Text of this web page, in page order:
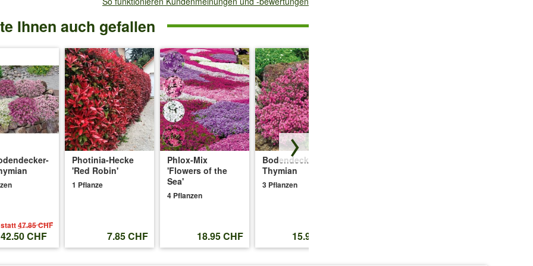
malgré leur emplacement à l'ombre, la canicule a eût raison d'elles :'(
:
Ihnen auch gefallen
statt47.85 CHF
42.50 CHF
Photinia-Hecke
'Red Robin'
1 Pflanze
7.85 CHF
Phlox-Mix
'Flowers of the
Sea'
4 Pflanzen
18.95 CHF
Bodendecker-
Thymian
3 Pflanzen
15.95 CHF